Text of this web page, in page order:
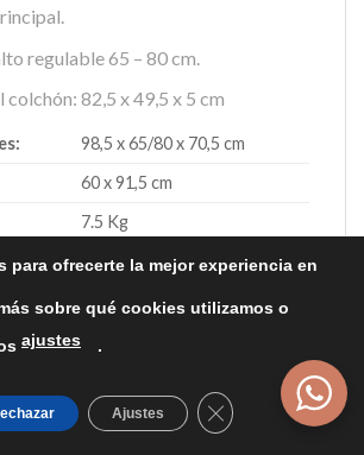
regulable 65 – 80 cm.
colchón: 82,5 x 49,5 x 5 cm
98,5 x 65/80 x 70,5 cm
60 x 91,5 cm
7.5 Kg
para ofrecerte la mejor experiencia en
sobre qué cookies utilizamos o
ajustes .
Ajustes Cerrar el banner